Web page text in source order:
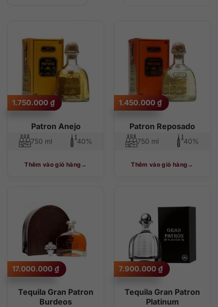
Patron Anejo
1.750.000 ₫
750 ml 40%
Thêm vào giỏ hàng
Patron Reposado
1.450.000 ₫
750 ml 40%
Thêm vào giỏ hàng
Tequila Gran Patron
Burdeos
17.000.000 ₫
Tequila Gran Patron
Platinum
7.900.000 ₫